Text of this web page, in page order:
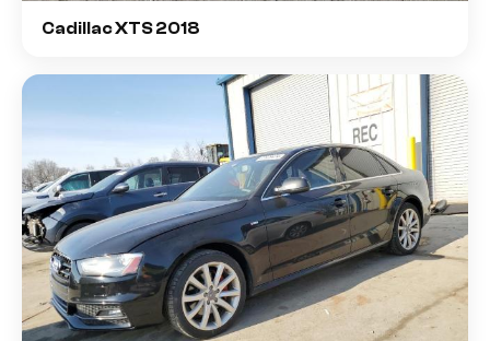
Cadillac XTS 2018